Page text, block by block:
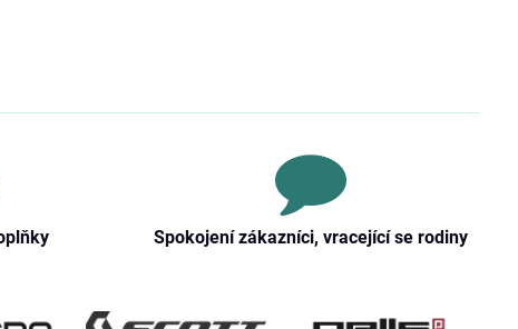
Spokojení zákazníci, vracející se rodiny